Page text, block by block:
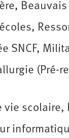
Beauvais
(Pré-
scolaire,